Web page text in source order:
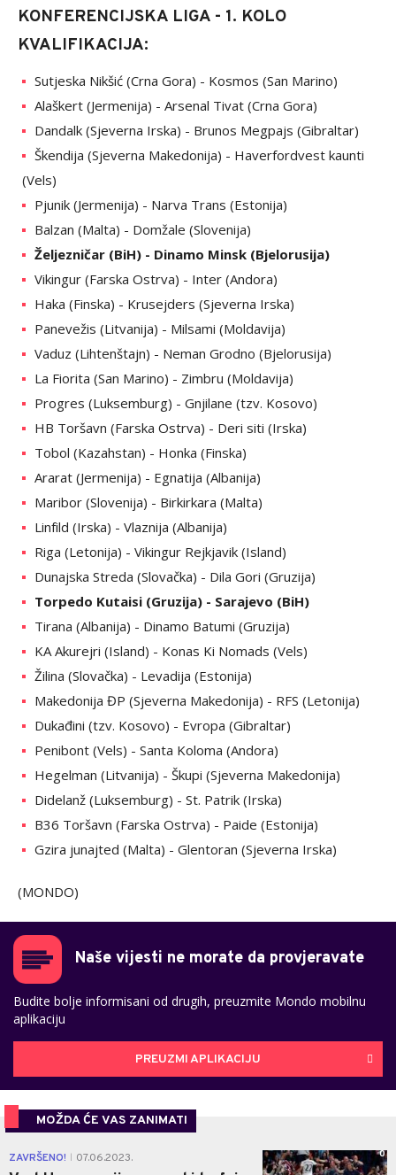
KONFERENCIJSKA LIGA - 1. KOLO
KVALIFIKACIJA:
Sutjeska Nikšić (Crna Gora) - Kosmos (San Marino)
Alaškert (Jermenija) - Arsenal Tivat (Crna Gora)
Dandalk (Sjeverna Irska) - Brunos Megpajs (Gibraltar)
Škendija (Sjeverna Makedonija) - Haverfordvest kaunti
(Vels)
Pjunik (Jermenija) - Narva Trans (Estonija)
Balzan (Malta) - Domžale (Slovenija)
Željezničar (BiH) - Dinamo Minsk (Bjelorusija)
Vikingur (Farska Ostrva) - Inter (Andora)
Haka (Finska) - Krusejders (Sjeverna Irska)
Panevežis (Litvanija) - Milsami (Moldavija)
Vaduz (Lihtenštajn) - Neman Grodno (Bjelorusija)
La Fiorita (San Marino) - Zimbru (Moldavija)
Progres (Luksemburg) - Gnjilane (tzv. Kosovo)
HB Toršavn (Farska Ostrva) - Deri siti (Irska)
Tobol (Kazahstan) - Honka (Finska)
Ararat (Jermenija) - Egnatija (Albanija)
Maribor (Slovenija) - Birkirkara (Malta)
Linfild (Irska) - Vlaznija (Albanija)
Riga (Letonija) - Vikingur Rejkjavik (Island)
Dunajska Streda (Slovačka) - Dila Gori (Gruzija)
Torpedo Kutaisi (Gruzija) - Sarajevo (BiH)
Tirana (Albanija) - Dinamo Batumi (Gruzija)
KA Akurejri (Island) - Konas Ki Nomads (Vels)
Žilina (Slovačka) - Levadija (Estonija)
Makedonija ĐP (Sjeverna Makedonija) - RFS (Letonija)
Dukađini (tzv. Kosovo) - Evropa (Gibraltar)
Penibont (Vels) - Santa Koloma (Andora)
Hegelman (Litvanija) - Škupi (Sjeverna Makedonija)
Didelanž (Luksemburg) - St. Patrik (Irska)
B36 Toršavn (Farska Ostrva) - Paide (Estonija)
Gzira junajted (Malta) - Glentoran (Sjeverna Irska)
(MONDO)
Naše vijesti ne morate da provjeravate
Budite bolje informisani od drugih, preuzmite Mondo mobilnu
aplikaciju
PREUZMI APLIKACIJU
MOŽDA ĆE VAS ZANIMATI
ZAVRŠENO! 07.06.2023. 0